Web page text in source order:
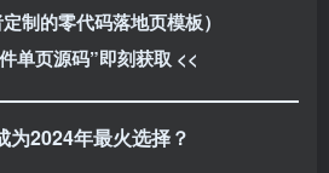
制的零代码落地页模板）​
单页源码”即刻获取 <<
为2024年最火选择？